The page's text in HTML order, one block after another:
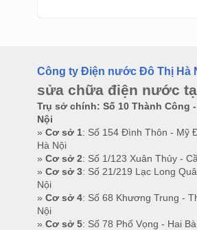
Công ty Điện nước Đô Thị Hà
sửa chữa điện nước
Trụ sở chính: Số 10 Thành Công
Nội
» Cơ sở 1: Số 154 Đình Thôn - Mỹ
Hà Nội
» Cơ sở 2: Số 1/123 Xuân Thủy -
» Cơ sở 3: Số 21/219 Lạc Long
Nội
» Cơ sở 4: Số 68 Khương Trung -
Nội
» Cơ sở 5: Số 78 Phố Vọng - Hai